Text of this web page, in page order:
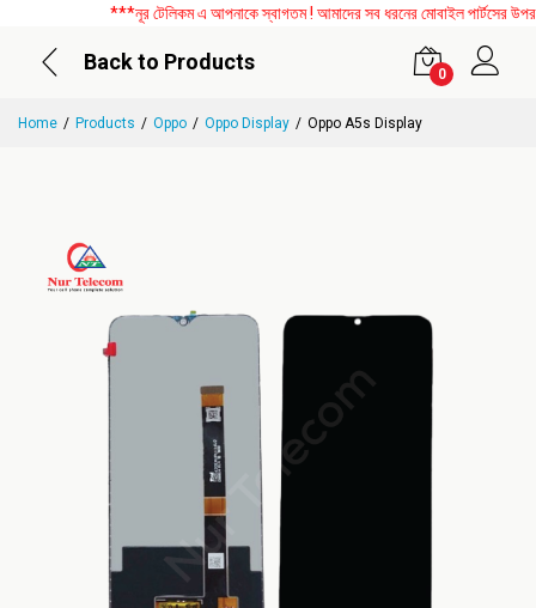
***নূর টেলিকম এ আপনাকে স্বাগতম ! আমাদের সব ধরনের মোবাইল পার্টসের উপর
Back to Products
0
Home Products Oppo Oppo Display Oppo A5s Display